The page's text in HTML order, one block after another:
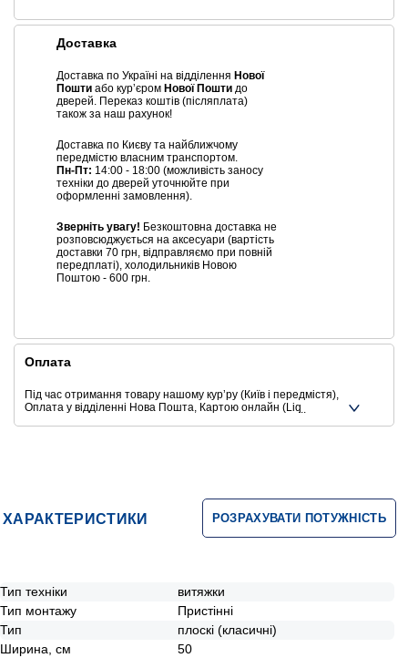
Доставка
Доставка по Україні на відділення Нової
Пошти або курʼєром Нової Пошти до
дверей. Переказ коштів (післяплата)
також за наш рахунок!
Доставка по Києву та найближчому
передмістю власним транспортом.
Пн-Пт: 14:00 - 18:00 (можливість заносу
техніки до дверей уточнюйте при
оформленні замовлення).
Зверніть увагу! Безкоштовна доставка не
розповсюджується на аксесуари (вартість
доставки 70 грн, відправляємо при повній
передплаті), холодильників Новою
Поштою - 600 грн.
Оплата
Під час отримання товару нашому курʼру (Київ і передмістя),
Оплата у відділенні Нова Пошта, Картою онлайн (Liqpay,
ХАРАКТЕРИСТИКИ РОЗРАХУВАТИ ПОТУЖНІСТЬ
Тип техніки
витяжки
Тип монтажу
Пристінні
Тип
плоскі (класичні)
Ширина, см
50